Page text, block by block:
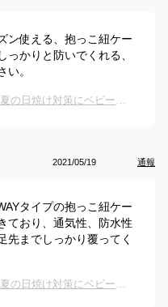
ン使える、抱っこ紐ケー
かりと防いでくれる、
い。
抱っこ紐の日よけ｜UVケープなど夏の日焼け対策にベビー用カバーのおすすめは？
2021/05/19 通報
タイプの抱っこ紐ケー
ており、通気性、防水性
先までしっかり覆ってく
抱っこ紐の日よけ｜UVケープなど夏の日焼け対策にベビー用カバーのおすすめは？